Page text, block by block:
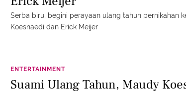
Serba biru, begini perayaan ulang tahun pernikahan
Koesnaedi dan Erick Meijer
ENTERTAINMENT
Suami Ulang Tahun, Maudy